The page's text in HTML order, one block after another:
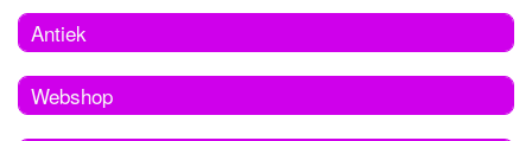
Antiek
Webshop